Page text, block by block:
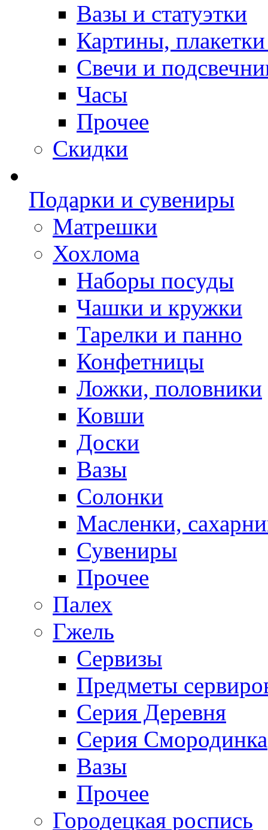
Вазы и статуэтки
Картины,
Свечи и
Часы
Прочее
Скидки
Подарки и сувениры
Матрешки
Хохлома
Наборы посуды
Чашки и кружки
Тарелки и панно
Конфетницы
Ложки, половники
Ковши
Доски
Вазы
Солонки
Масленки,
Сувениры
Прочее
Палех
Гжель
Сервизы
Предметы
Серия Деревня
Серия Смородинка
Вазы
Прочее
Городецкая роспись